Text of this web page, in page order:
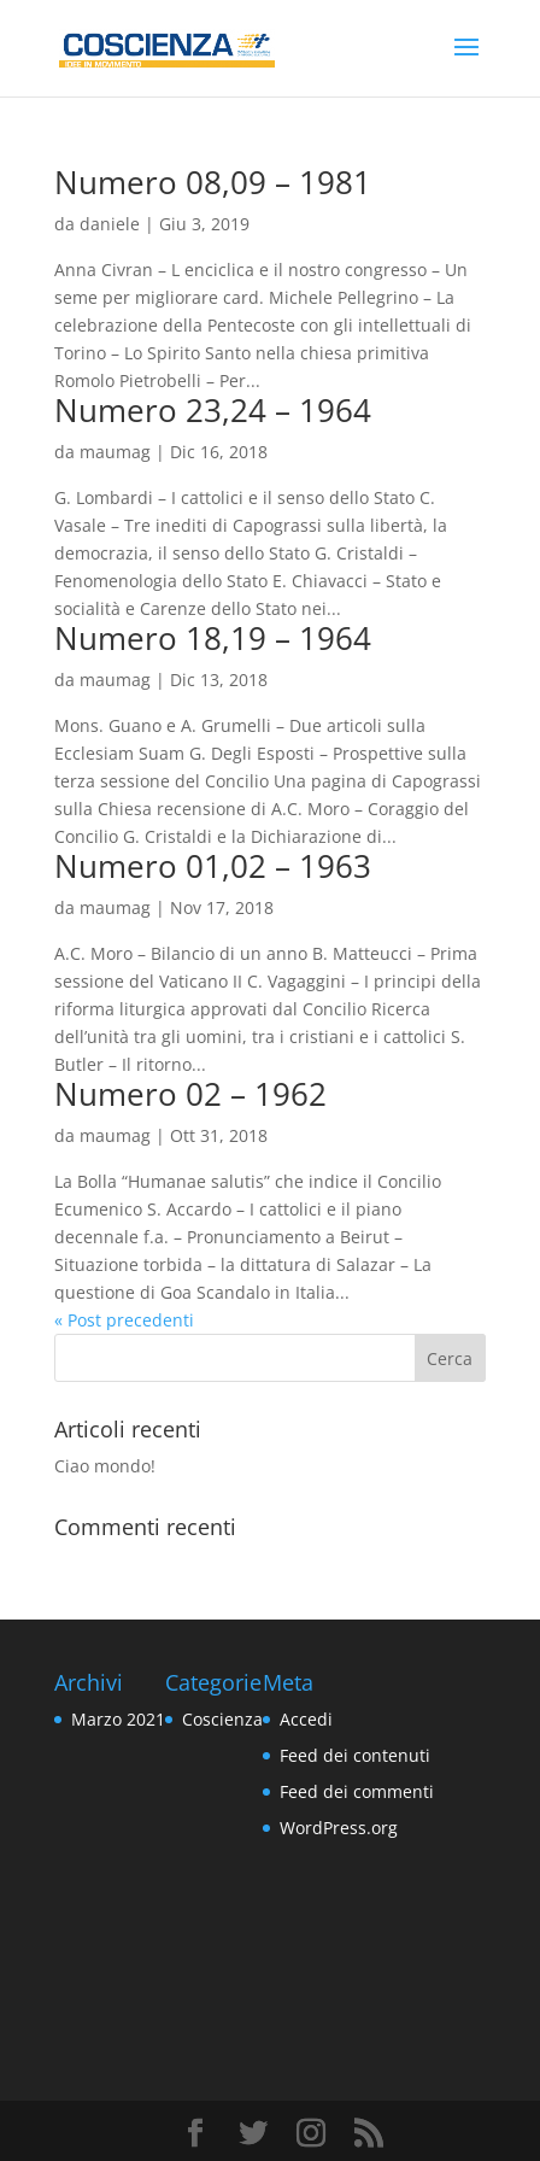
Numero 08,09 – 1981
da daniele | Giu 3, 2019
Anna Civran – L enciclica e il nostro congresso – Un
seme per migliorare card. Michele Pellegrino – La
celebrazione della Pentecoste con gli intellettuali di
Torino – Lo Spirito Santo nella chiesa primitiva
Romolo Pietrobelli – Per...
Numero 23,24 – 1964
da maumag| Dic 16, 2018
G. Lombardi – I cattolici e il senso dello Stato C.
Vasale – Tre inediti di Capograssi sulla libertà, la
democrazia, il senso dello Stato G. Cristaldi –
Fenomenologia dello Stato E. Chiavacci – Stato e
socialità e Carenze dello Stato nei...
Numero 18,19 – 1964
da maumag| Dic 13, 2018
Mons. Guano e A. Grumelli – Due articoli sulla
Ecclesiam Suam G. Degli Esposti – Prospettive sulla
terza sessione del Concilio Una pagina di Capograssi
sulla Chiesa recensione di A.C. Moro – Coraggio del
Concilio G. Cristaldi e la Dichiarazione di...
Numero 01,02 – 1963
da maumag| Nov 17, 2018
A.C. Moro – Bilancio di un anno B. Matteucci – Prima
sessione del Vaticano II C. Vagaggini – I principi della
riforma liturgica approvati dal Concilio Ricerca
dell’unità tra gli uomini, tra i cristiani e i cattolici S.
Butler – Il ritorno...
Numero 02 – 1962
da maumag| Ott 31, 2018
La Bolla “Humanae salutis” che indice il Concilio
Ecumenico S. Accardo – I cattolici e il piano
decennale f.a. – Pronunciamento a Beirut –
Situazione torbida – la dittatura di Salazar – La
questione di Goa Scandalo in Italia...
« Post precedenti
Articoli recenti
Ciao mondo!
Commenti recenti
Archivi
Marzo 2021
Categorie
Coscienza
Meta
Accedi
Feed dei contenuti
Feed dei commenti
WordPress.org